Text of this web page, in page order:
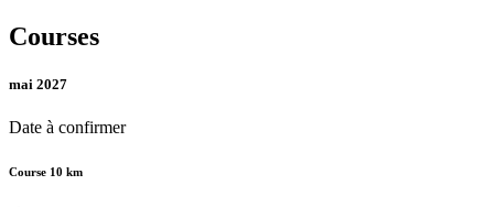
Courses
mai 2027
Date à confirmer
Course 10 km